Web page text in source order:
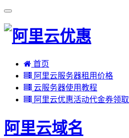
首页
阿里云服务器租用价格
云服务器使用教程
阿里云优惠活动代金券领取
阿里云域名